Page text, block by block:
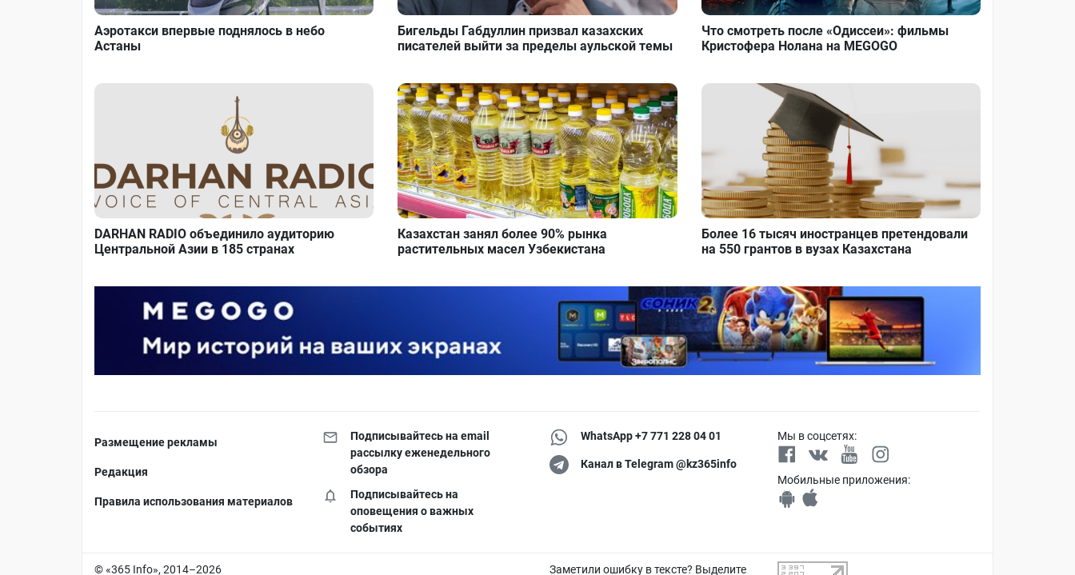
Аэротакси впервые поднялось в небо
Астаны
Бигельды Габдуллин призвал казахских
писателей выйти за пределы аульской темы
Что смотреть после «Одиссеи»: фильмы
Кристофера Нолана на MEGOGO
DARHAN RADIO объединило аудиторию
Центральной Азии в 185 странах
Казахстан занял более 90% рынка
растительных масел Узбекистана
Более 16 тысяч иностранцев претендовали
на 550 грантов в вузах Казахстана
Размещение рекламы
Редакция
Правила использования материалов
Подписывайтесь на email
рассылку еженедельного
обзора
Подписывайтесь на
оповещения о важных
событиях
WhatsApp +7 771 228 04 01
Канал в Telegram @kz365info
Мы в соцсетях:
Мобильные приложения:
© «365 Info», 2014–2026 Заметили ошибку в тексте? Выделите